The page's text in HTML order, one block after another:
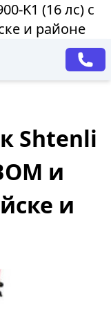
K1 (16 лс) с
и районе
Shtenli
и
и